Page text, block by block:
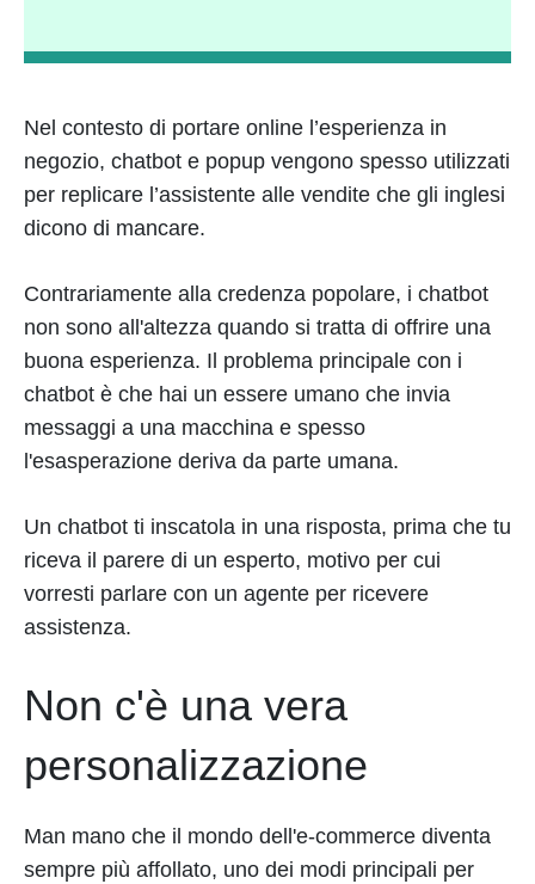
Nel contesto di portare online l’esperienza in
negozio, chatbot e popup vengono spesso utilizzati
per replicare l’assistente alle vendite che gli inglesi
dicono di mancare.
Contrariamente alla credenza popolare, i chatbot
non sono all'altezza quando si tratta di offrire una
buona esperienza. Il problema principale con i
chatbot è che hai un essere umano che invia
messaggi a una macchina e spesso
l'esasperazione deriva da parte umana.
Un chatbot ti inscatola in una risposta, prima che tu
riceva il parere di un esperto, motivo per cui
vorresti parlare con un agente per ricevere
assistenza.
Non c'è una vera
personalizzazione
Man mano che il mondo dell'e-commerce diventa
sempre più affollato, uno dei modi principali per